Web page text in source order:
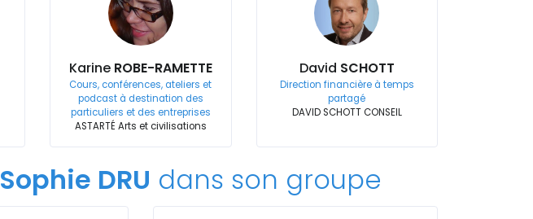
Karine ROBE-RAMETTE
Cours, conférences, ateliers et
podcast à destination des
particuliers et des entreprises
ASTARTÉ Arts et civilisations
David SCHOTT
Direction financière à temps
partagé
DAVID SCHOTT CONSEIL
Sophie DRU dans son groupe